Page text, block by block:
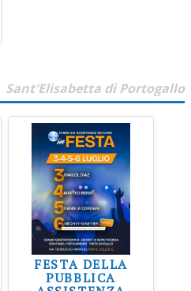
Sant'Elisabetta di Portogallo
FESTA DELLA
PUBBLICA